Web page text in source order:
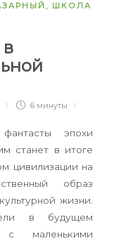
, ШКОЛА
6 минуты
эпохи
станет в итоге
цивилизации на
образ
жизни.
в будущем
с маленькими